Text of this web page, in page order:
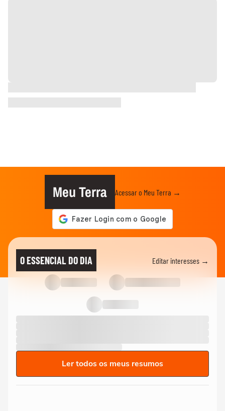
Meu Terra Acessar o Meu Terra →
O ESSENCIAL DO DIA Editar interesses →
Ler todos os meus resumos